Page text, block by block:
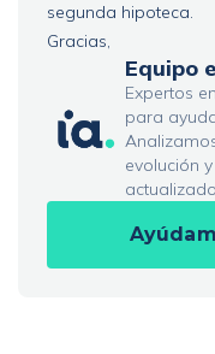
segunda hipoteca.
Gracias,
Equipo
Expertos
para
evolución